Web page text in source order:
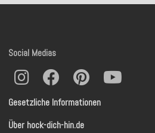
Gesetzliche Informationen
Über hock-dich-hin.de
Social Medias